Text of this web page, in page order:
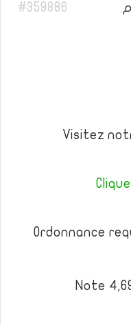
#359886
Visitez
Ordonnance
Note